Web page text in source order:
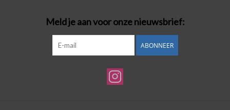
Meld je aan voor onze nieuwsbrief:
ABONNEER